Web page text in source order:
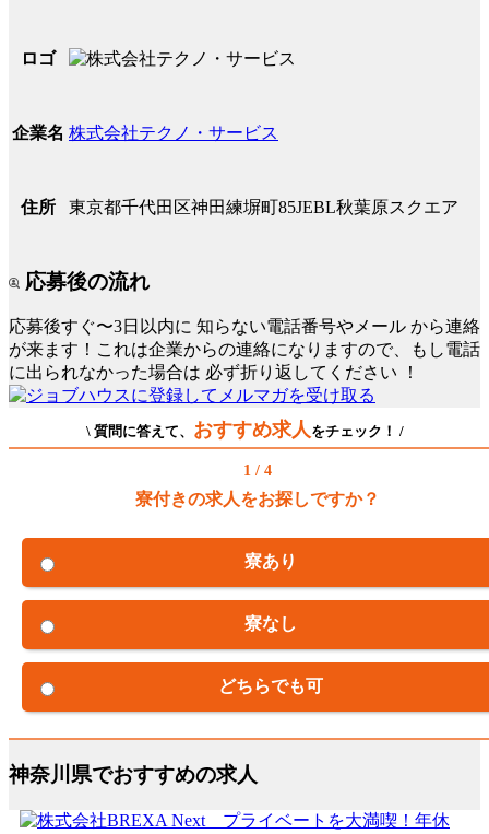
ロゴ
企業名 株式会社テクノ・サービス
住所 東京都千代田区神田練塀町85JEBL秋葉原スクエア
応募後の流れ
応募後すぐ〜3日以内に 知らない電話番号やメール から連絡
が来ます！これは企業からの連絡になりますので、もし電話
に出られなかった場合は 必ず折り返してください ！
\ 質問に答えて、 おすすめ求人をチェック！ /
1 / 4
寮付きの求人をお探しですか？
寮あり
寮なし
どちらでも可
神奈川県でおすすめの求人